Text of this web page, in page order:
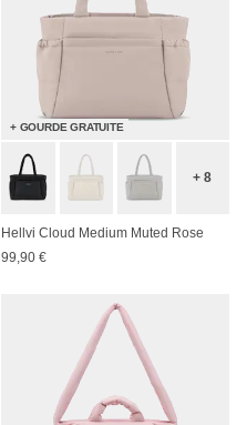
+ GOURDE GRATUITE
+ 8
Hellvi Cloud Medium Muted Rose
99,90 €